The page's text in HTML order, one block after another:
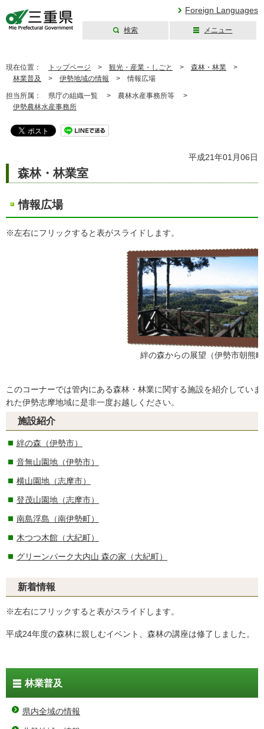
Foreign Languages
検索 メニュー
現在位置： トップページ > 観光・産業・しごと > 森林・林業 >
林業普及
> 伊勢地域の情報 > 情報広場
担当所属： 県庁の組織一覧 > 農林水産事務所等 >
伊勢農林水産事務所
平成21年01月06日
森林・林業室
情報広場
※左右にフリックすると表がスライドします。
絆の森からの展望（伊勢市朝熊
このコーナーでは管内にある森林・林業に関する施設を紹介してい
れた伊勢志摩地域に是非一度お越しください。
施設紹介
絆の森（伊勢市）
音無山園地（伊勢市）
横山園地（志摩市）
登茂山園地（志摩市）
南島浮島（南伊勢町）
木つつ木館（大紀町）
グリーンパーク大内山 森の家（大紀町）
新着情報
※左右にフリックすると表がスライドします。
平成24年度の森林に親しむイベント、森林の講座は修了しました。
林業普及
県内全域の情報